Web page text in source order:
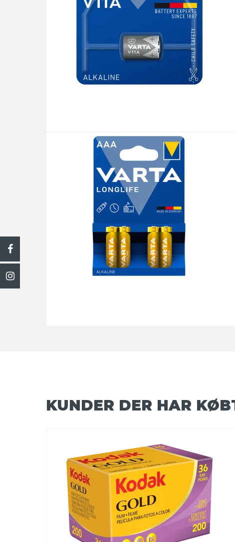
KUNDER DER HAR